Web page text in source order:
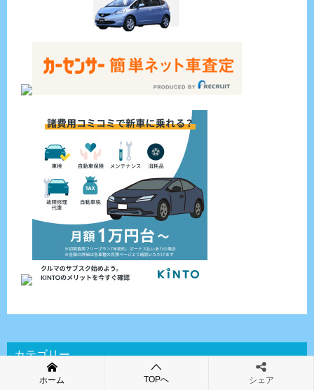
カテゴリー
新車を買ったら (4)
ホーム TOPへ シェア